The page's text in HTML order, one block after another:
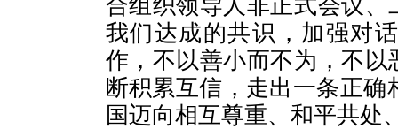
合组织领导人非正式会议
我们达成的共识，加强对
作，不以善小而不为，不
断积累互信，走出一条正
国迈向相互尊重、和平共处